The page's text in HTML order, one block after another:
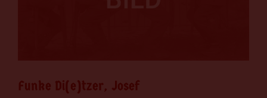
Funke Di(e)tzer, Josef